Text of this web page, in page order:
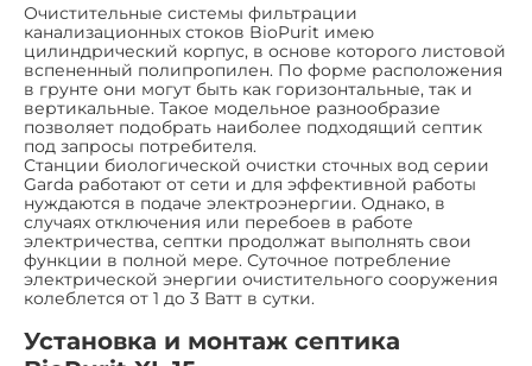
Очистительные системы фильтрации
канализационных стоков BioPurit имею
цилиндрический корпус, в основе которого листовой
вспененный полипропилен. По форме расположения
в грунте они могут быть как горизонтальные, так и
вертикальные. Такое модельное разнообразие
позволяет подобрать наиболее подходящий септик
под запросы потребителя.
Станции биологической очистки сточных вод серии
Garda работают от сети и для эффективной работы
нуждаются в подаче электроэнергии. Однако, в
случаях отключения или перебоев в работе
электричества, септки продолжат выполнять свои
функции в полной мере. Суточное потребление
электрической энергии очистительного сооружения
колеблется от 1 до 3 Ватт в сутки.
Установка и монтаж септика